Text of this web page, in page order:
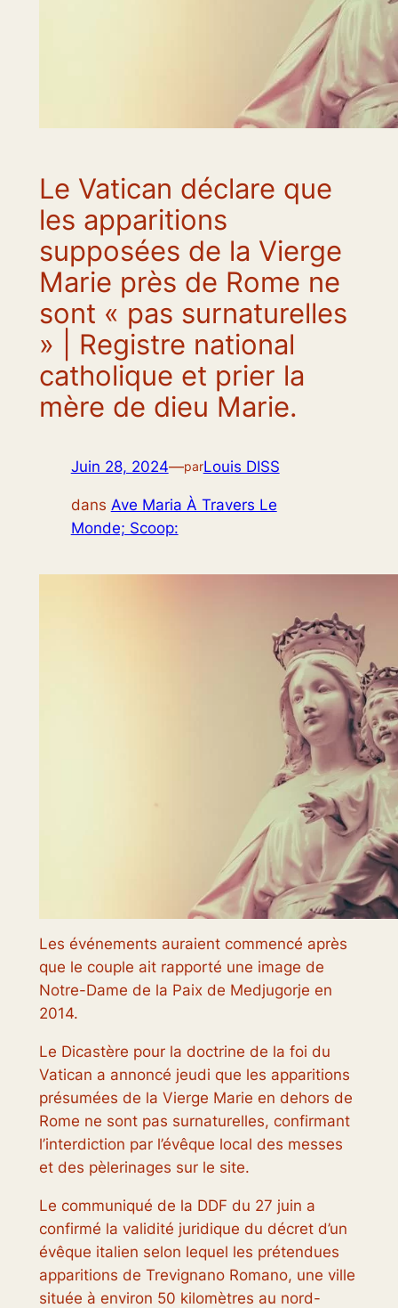
Le Vatican déclare que
les apparitions
supposées de la Vierge
Marie près de Rome ne
sont « pas surnaturelles
» | Registre national
catholique et prier la
mère de dieu Marie.
Juin 28, 2024—parLouis DISS
dans Ave Maria À Travers Le
Monde; Scoop:
Les événements auraient commencé après
que le couple ait rapporté une image de
Notre-Dame de la Paix de Medjugorje en
2014.
Le Dicastère pour la doctrine de la foi du
Vatican a annoncé jeudi que les apparitions
présumées de la Vierge Marie en dehors de
Rome ne sont pas surnaturelles, confirmant
l’interdiction par l’évêque local des messes
et des pèlerinages sur le site.
Le communiqué de la DDF du 27 juin a
confirmé la validité juridique du décret d’un
évêque italien selon lequel les prétendues
apparitions de Trevignano Romano, une ville
située à environ 50 kilomètres au nord-